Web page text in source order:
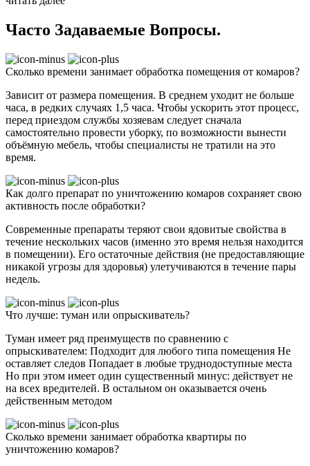
Часто Задаваемые Вопросы.
Сколько времени занимает обработка помещения от комаров?
Зависит от размера помещения. В среднем уходит не больше
часа, в редких случаях 1,5 часа. Чтобы ускорить этот процесс,
перед приездом службы хозяевам следует сначала
самостоятельно провести уборку, по возможности вынести
объёмную мебель, чтобы специалисты не тратили на это
время.
Как долго препарат по уничтожению комаров сохраняет свою
активность после обработки?
Современные препараты теряют свои ядовитые свойства в
течение нескольких часов (именно это время нельзя находится
в помещении). Его остаточные действия (не предоставляющие
никакой угрозы для здоровья) улетучиваются в течение пары
недель.
Что лучше: туман или опрыскиватель?
Туман имеет ряд преимуществ по сравнению с
опрыскивателем: Подходит для любого типа помещения Не
оставляет следов Попадает в любые труднодоступные места
Но при этом имеет один существенный минус: действует не
на всех вредителей. В остальном он оказывается очень
действенным методом
Сколько времени занимает обработка квартиры по
уничтожению комаров?